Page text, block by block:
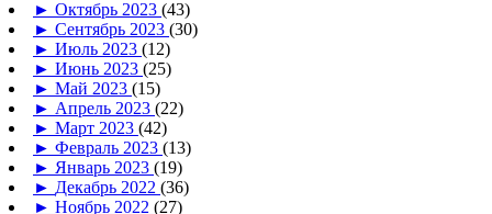
► Октябрь 2023 (43)
► Сентябрь 2023 (30)
► Июль 2023 (12)
► Июнь 2023 (25)
► Май 2023 (15)
► Апрель 2023 (22)
► Март 2023 (42)
► Февраль 2023 (13)
► Январь 2023 (19)
► Декабрь 2022 (36)
► Ноябрь 2022 (27)